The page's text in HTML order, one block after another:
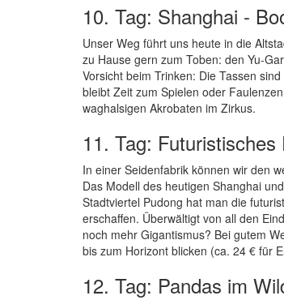
10. Tag: Shanghai -
Unser Weg führt uns heute in die
zu Hause gern zum Toben: den Yu-
Vorsicht beim Trinken: Die Tassen
bleibt Zeit zum Spielen oder
waghalsigen Akrobaten im Zirkus.
11. Tag: Futuristisches
In einer Seidenfabrik können wir den
Das Modell des heutigen Shanghai
Stadtviertel Pudong hat man die
erschaffen. Überwältigt von all den
noch mehr Gigantismus? Bei gutem
bis zum Horizont blicken (ca. 24 € für
12. Tag: Pandas im